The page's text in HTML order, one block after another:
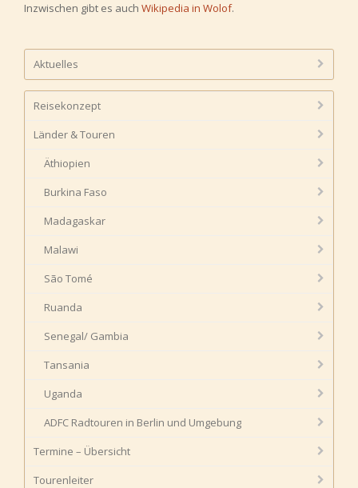
Inzwischen gibt es auch Wikipedia in Wolof.
Aktuelles
Reisekonzept
Länder & Touren
Äthiopien
Burkina Faso
Madagaskar
Malawi
São Tomé
Ruanda
Senegal/ Gambia
Tansania
Uganda
ADFC Radtouren in Berlin und Umgebung
Termine – Übersicht
Tourenleiter